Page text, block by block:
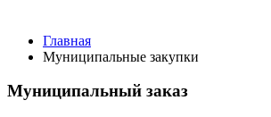
Главная
Муниципальные закупки
Муниципальный заказ